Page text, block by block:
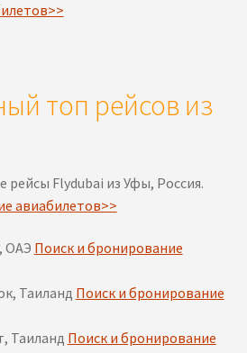
топ рейсов из
рейсы Flydubai из Уфы, Россия.
авиабилетов>>
ОАЭ Поиск и бронирование
Таиланд Поиск и бронирование
Таиланд Поиск и бронирование